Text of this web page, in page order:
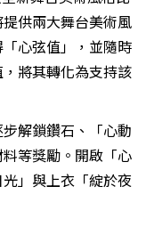
供兩大舞台美術風
心弦值」，並隨時
將其轉化為支持該
解鎖鑽石、「心動
等獎勵。開啟「心
」與上衣「綻於夜